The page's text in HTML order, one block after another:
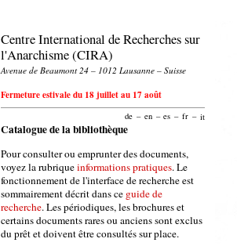
Centre International de Recherches sur
l'Anarchisme (CIRA)
Avenue de Beaumont 24 – 1012 Lausanne – Suisse
Fermeture estivale du 18 juillet au 17 août
de – en – es – fr – it
Catalogue de la bibliothèque
Pour consulter ou emprunter des documents,
voyez la rubriqueinformations pratiques. Le
fonctionnement de l'interface de recherche est
sommairement décrit dans ce guide de
recherche. Les périodiques, les brochures et
certains documents rares ou anciens sont exclus
du prêt et doivent être consultés sur place.